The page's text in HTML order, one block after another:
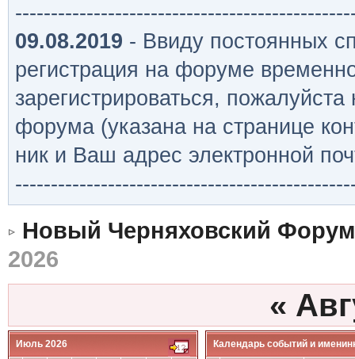
09.08.2019 - Ввиду постоянных
регистрация на форуме
зарегистрироваться,
форума (указана на странице
ник и Ваш адрес электронной
Новый Черняховский Форум
2026
«
Июль 2026 Календарь событий и